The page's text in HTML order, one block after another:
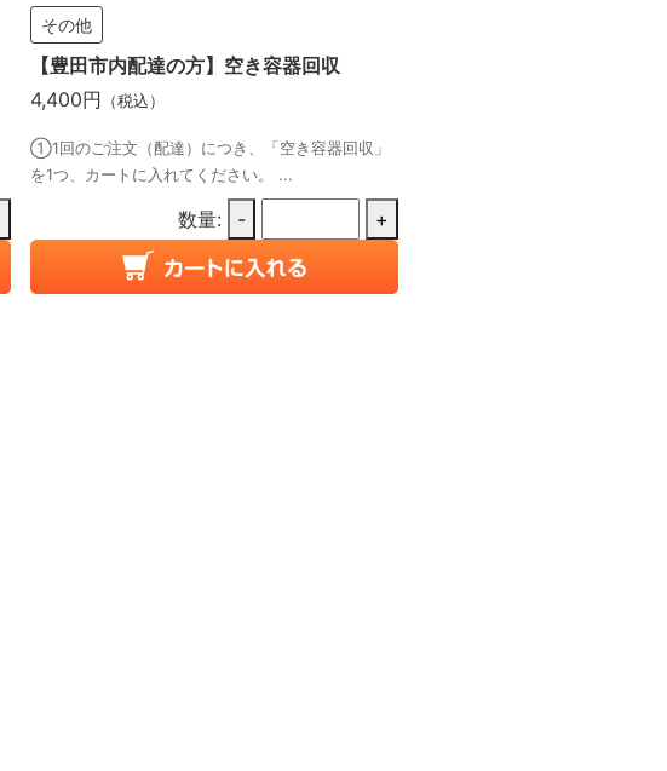
その他
【豊田市内配達の方】空き容器回収
4,400円 （税込）
①1回のご注文（配達）につき、「空き容器回収」
を1つ、カートに入れてください。 ...
数量: - +